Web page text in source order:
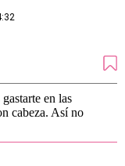
en las
cabeza. Así no